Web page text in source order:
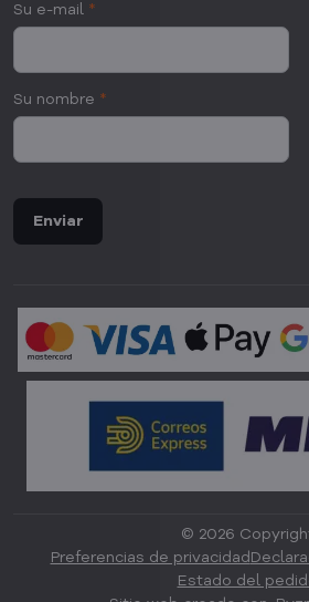
Su e-mail *
Su nombre *
Enviar
© 2026
Preferencias de privacidad
Estado del